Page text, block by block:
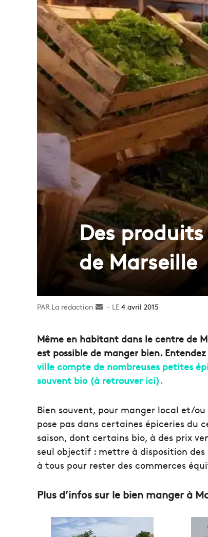
Des
de Marseille
La rédaction
Envoyer4 avril 2015
Même en habitant dans le centre de
est possible de manger bien.
ville compte de nombreuses petites
souvent bio (à retrouver ici).
Bien souvent, pour manger local et/
pose pas dans certaines épiceries du
saison, dont certains bio, à des prix
seul objectif : mettre à disposition
à tous pour rester des commerces
Plus d’infos sur le bien manger à